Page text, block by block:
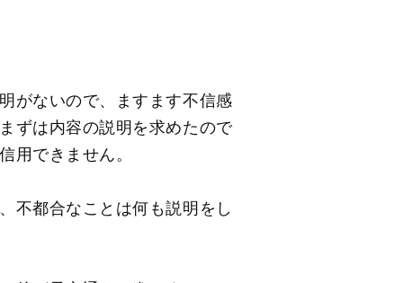
がないので、ますます不信感
ずは内容の説明を求めたので
用できません。
不都合なことは何も説明をし